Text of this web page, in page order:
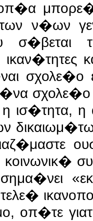
των ν�ων
σ�βεται
ικαν�τητες
σχολε�ο
ισ�τητα, η
οπ�τε